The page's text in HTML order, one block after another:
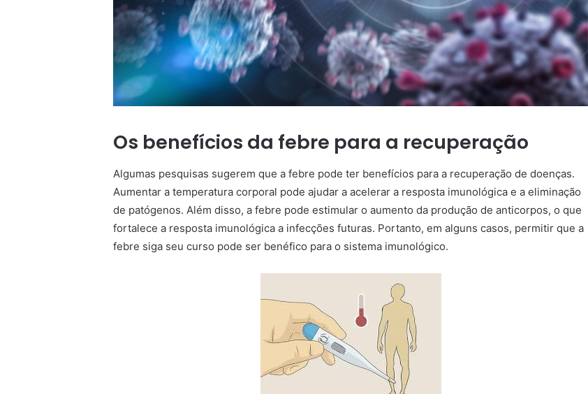
Os benefícios da febre para a recuperação
Algumas pesquisas sugerem que a febre pode ter benefícios para a recuperação de doenças.
Aumentar a temperatura corporal pode ajudar a acelerar a resposta imunológica e a eliminação
de patógenos. Além disso, a febre pode estimular o aumento da produção de anticorpos, o que
fortalece a resposta imunológica a infecções futuras. Portanto, em alguns casos, permitir que a
febre siga seu curso pode ser benéfico para o sistema imunológico.